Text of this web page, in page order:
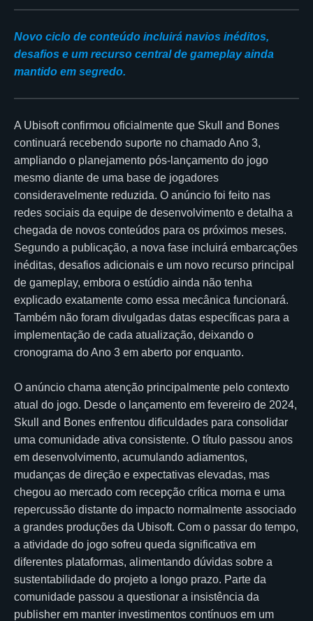
Novo ciclo de conteúdo incluirá navios inéditos,
desafios e um recurso central de gameplay ainda
mantido em segredo.
A Ubisoft confirmou oficialmente que Skull and Bones
continuará recebendo suporte no chamado Ano 3,
ampliando o planejamento pós-lançamento do jogo
mesmo diante de uma base de jogadores
consideravelmente reduzida. O anúncio foi feito nas
redes sociais da equipe de desenvolvimento e detalha a
chegada de novos conteúdos para os próximos meses.
Segundo a publicação, a nova fase incluirá embarcações
inéditas, desafios adicionais e um novo recurso principal
de gameplay, embora o estúdio ainda não tenha
explicado exatamente como essa mecânica funcionará.
Também não foram divulgadas datas específicas para a
implementação de cada atualização, deixando o
cronograma do Ano 3 em aberto por enquanto.
O anúncio chama atenção principalmente pelo contexto
atual do jogo. Desde o lançamento em fevereiro de 2024,
Skull and Bones enfrentou dificuldades para consolidar
uma comunidade ativa consistente. O título passou anos
em desenvolvimento, acumulando adiamentos,
mudanças de direção e expectativas elevadas, mas
chegou ao mercado com recepção crítica morna e uma
repercussão distante do impacto normalmente associado
a grandes produções da Ubisoft. Com o passar do tempo,
a atividade do jogo sofreu queda significativa em
diferentes plataformas, alimentando dúvidas sobre a
sustentabilidade do projeto a longo prazo. Parte da
comunidade passou a questionar a insistência da
publisher em manter investimentos contínuos em um